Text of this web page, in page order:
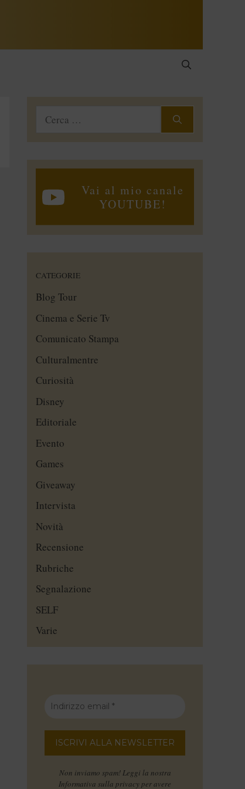
Ricerca
Vai al mio canale
YOUTUBE!
CATEGORIE
Blog Tour
Cinema e Serie Tv
Comunicato Stampa
Culturalmentre
Curiosità
Disney
Editoriale
Evento
Games
Giveaway
Intervista
Novità
Recensione
Rubriche
Segnalazione
SELF
Varie
Non inviamo spam! Leggi la nostra
Informativa sulla privacy per avere